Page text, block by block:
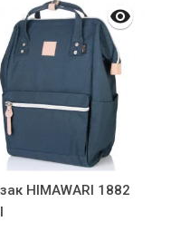
HIMAWARI 1882